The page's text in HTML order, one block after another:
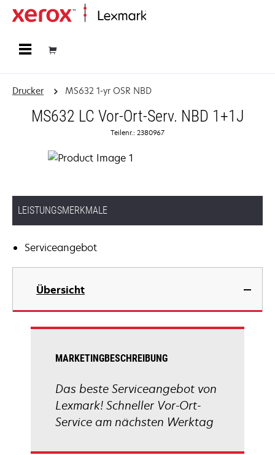
Drucker MS632 1-yr OSR NBD
MS632 LC Vor-Ort-Serv. NBD 1+1J
Teilenr.: 2380967
LEISTUNGSMERKMALE
Serviceangebot
Übersicht
MARKETINGBESCHREIBUNG
Das beste Serviceangebot von
Lexmark! Schneller Vor-Ort-
Service am nächsten Werktag